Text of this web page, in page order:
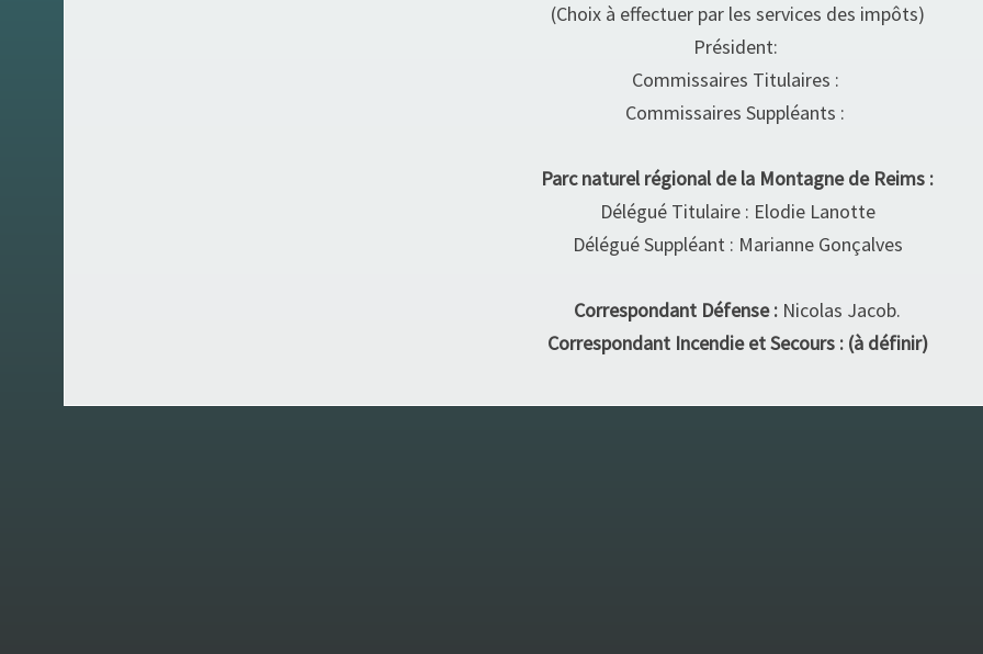
(Choix à effectuer par les services des impôts)
Président:
Commissaires Titulaires :
Commissaires Suppléants :
Parc naturel régional de la Montagne de Reims :
Délégué Titulaire : Elodie Lanotte
Délégué Suppléant : Marianne Gonçalves
Correspondant Défense : Nicolas Jacob.
Correspondant Incendie et Secours : (à définir)